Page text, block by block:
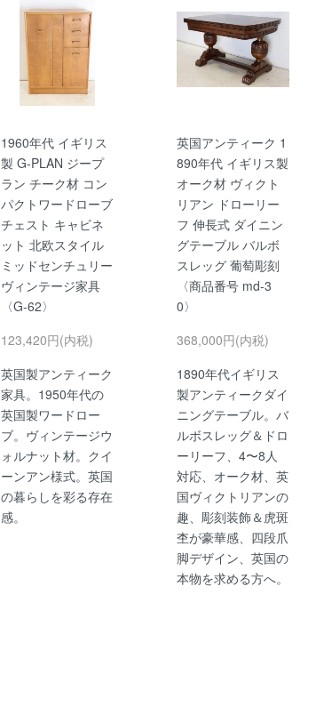
1960年代 イギリス
製 G-PLAN ジープ
ラン チーク材 コン
パクトワードローブ
チェスト キャビネ
ット 北欧スタイル
ミッドセンチュリー
ヴィンテージ家具
〈G-62〉
123,420円(内税)
英国製アンティーク
家具。1950年代の
英国製ワードロー
ブ。ヴィンテージウ
ォルナット材。クイ
ーンアン様式。英国
の暮らしを彩る存在
感。
英国アンティーク 1
890年代 イギリス製
オーク材 ヴィクト
リアン ドローリー
フ 伸長式 ダイニン
グテーブル バルボ
スレッグ 葡萄彫刻
〈商品番号 md-3
0〉
368,000円(内税)
1890年代イギリス
製アンティークダイ
ニングテーブル。バ
ルボスレッグ＆ドロ
ーリーフ、4〜8人
対応、オーク材、英
国ヴィクトリアンの
趣、彫刻装飾＆虎斑
杢が豪華感、四段爪
脚デザイン、英国の
本物を求める方へ。